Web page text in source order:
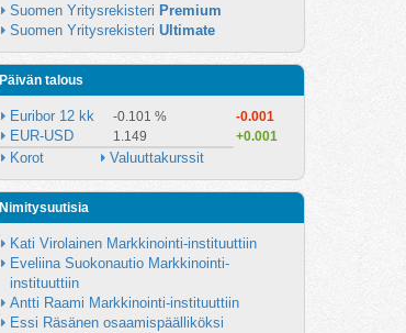
Suomen Yritysrekisteri Premium
Suomen Yritysrekisteri Ultimate
Päivän talous
Euribor 12 kk -0.101 % -0.001
EUR-USD 1.149 +0.001
Korot Valuuttakurssit
Nimitysuutisia
Kati Virolainen Markkinointi-instituuttiin
Eveliina Suokonautio Markkinointi-
instituuttiin
Antti Raami Markkinointi-instituuttiin
Essi Räsänen osaamispäälliköksi